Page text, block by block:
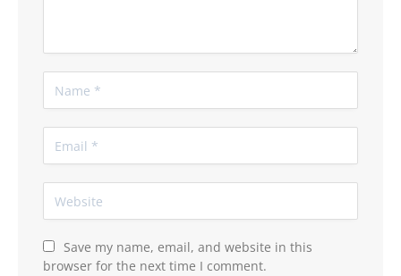
Save my name, email, and website in this
browser for the next time I comment.